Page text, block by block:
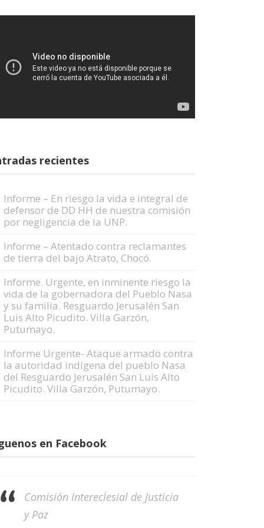
recientes
Informe – En riesgo la vida e integral de
defensor de DD HH de nuestra comisión
por negligencia de la UNP.
Informe – Atentado contra reclamantes
de tierra del bajo Atrato, Chocó.
Informe. Urgente, en inminente riesgo la
vida de la gobernadora del Pueblo Nasa
y su familia. Resguardo Jerusalén San
Luis Alto Picudito. Villa Garzón,
Putumayo.
Informe Urgente- Ataque armado contra
la autoridad indígena del pueblo Nasa
del Resguardo Jerusalén San Luis Alto
Picudito. Villa Garzón, Putumayo.
en Facebook
Comisión Intereclesial de Justicia
y Paz